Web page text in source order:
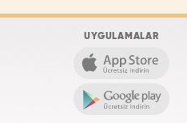
UYGULAMALAR